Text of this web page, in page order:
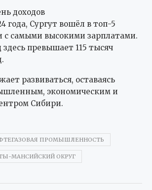
доходов
года, Сургут вошёл в топ-5
с самыми высокими зарплатами.
превышает 115 тысяч
развиваться, оставаясь
экономическим и
Сибири.
ПРОМЫШЛЕННОСТЬ
МАНСИЙСКИЙ ОКРУГ